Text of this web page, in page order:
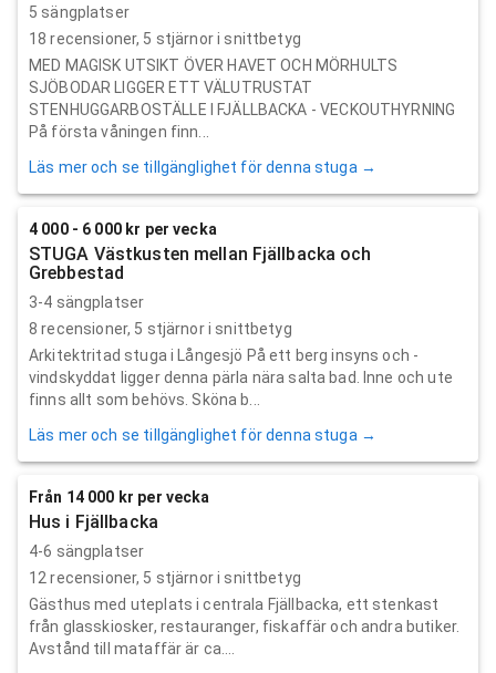
5 sängplatser
18 recensioner, 5 stjärnor i snittbetyg
MED MAGISK UTSIKT ÖVER HAVET OCH MÖRHULTS
SJÖBODAR LIGGER ETT VÄLUTRUSTAT
STENHUGGARBOSTÄLLE I FJÄLLBACKA - VECKOUTHYRNING
På första våningen finn...
Läs mer och se tillgänglighet för denna stuga →
4 000 - 6 000 kr per vecka
STUGA Västkusten mellan Fjällbacka och
Grebbestad
3-4 sängplatser
8 recensioner, 5 stjärnor i snittbetyg
Arkitektritad stuga i Långesjö På ett berg insyns och -
vindskyddat ligger denna pärla nära salta bad. Inne och ute
finns allt som behövs. Sköna b...
Läs mer och se tillgänglighet för denna stuga →
Från 14 000 kr per vecka
Hus i Fjällbacka
4-6 sängplatser
12 recensioner, 5 stjärnor i snittbetyg
Gästhus med uteplats i centrala Fjällbacka, ett stenkast
från glasskiosker, restauranger, fiskaffär och andra butiker.
Avstånd till mataffär är ca....